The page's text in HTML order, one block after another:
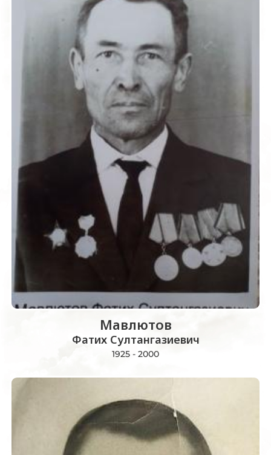
Мавлютов
Фатих Султангазиевич
1925 - 2000